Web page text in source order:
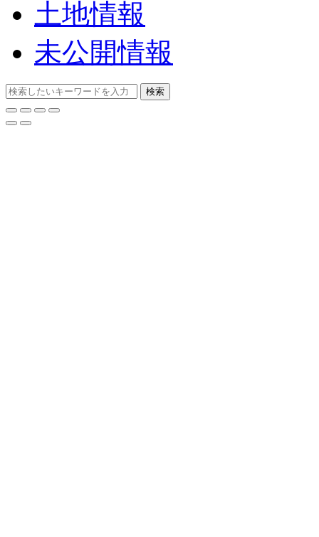
土地情報
未公開情報
検索